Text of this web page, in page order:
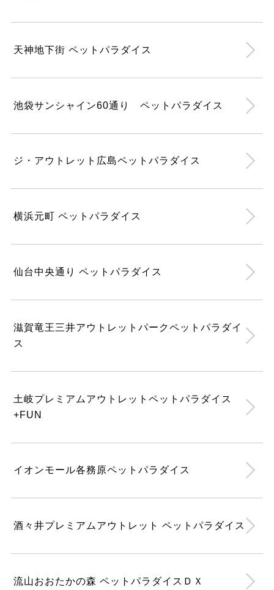
天神地下街 ペットパラダイス
池袋サンシャイン60通り ペットパラダイス
ジ・アウトレット広島ペットパラダイス
横浜元町 ペットパラダイス
仙台中央通り ペットパラダイス
滋賀竜王三井アウトレットパークペットパラダイ
ス
土岐プレミアムアウトレットペットパラダイス
+FUN
イオンモール各務原ペットパラダイス
酒々井プレミアムアウトレット ペットパラダイス
流山おおたかの森 ペットパラダイスＤＸ